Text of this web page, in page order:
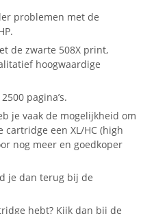
problemen met de
de zwarte 508X print,
hoogwaardige
pagina’s.
je vaak de mogelijkheid om
cartridge een XL/HC (high
nog meer en goedkoper
je dan terug bij de
hebt? Kijk dan bij de